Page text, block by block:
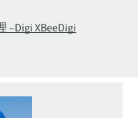
–Digi XBeeDigi